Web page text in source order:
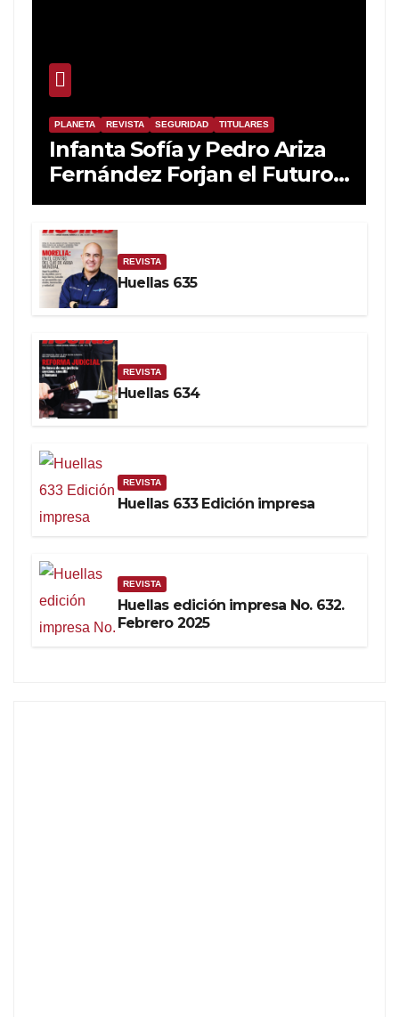
PLANETA REVISTA SEGURIDAD TITULARES
Infanta Sofía y Pedro Ariza
Fernández Forjan el Futuro
de la Soberanía Real
REVISTA
Huellas 635
REVISTA
Huellas 634
REVISTA
Huellas 633 Edición impresa
REVISTA
Huellas edición impresa No. 632.
Febrero 2025